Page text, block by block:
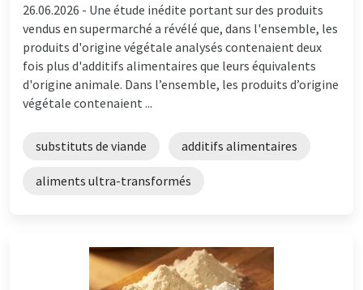
26.06.2026 - Une étude inédite portant sur des produits
vendus en supermarché a révélé que, dans l'ensemble, les
produits d'origine végétale analysés contenaient deux
fois plus d'additifs alimentaires que leurs équivalents
d'origine animale. Dans l’ensemble, les produits d’origine
végétale contenaient ...
substituts de viande additifs alimentaires
aliments ultra-transformés